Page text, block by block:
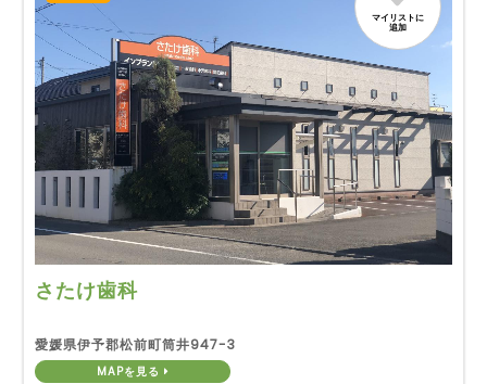
さたけ歯科
マイリストに
追加
愛媛県伊予郡松前町筒井947-3
MAPを見る